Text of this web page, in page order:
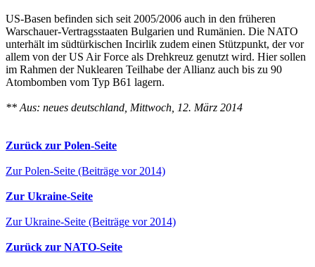
US-Basen befinden sich seit 2005/2006 auch in den früheren
Warschauer-Vertragsstaaten Bulgarien und Rumänien. Die NATO
unterhält im südtürkischen Incirlik zudem einen Stützpunkt, der vor
allem von der US Air Force als Drehkreuz genutzt wird. Hier sollen
im Rahmen der Nuklearen Teilhabe der Allianz auch bis zu 90
Atombomben vom Typ B61 lagern.
** Aus: neues deutschland, Mittwoch, 12. März 2014
Zurück zur Polen-Seite
Zur Polen-Seite (Beiträge vor 2014)
Zur Ukraine-Seite
Zur Ukraine-Seite (Beiträge vor 2014)
Zurück zur NATO-Seite